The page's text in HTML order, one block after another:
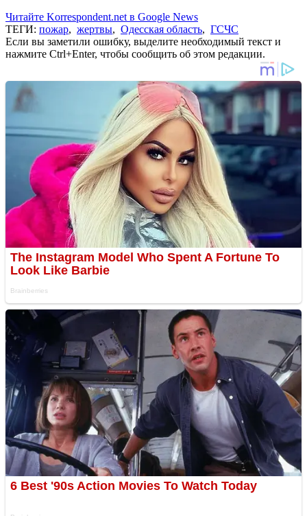
Читайте Korrespondent.net в Google News
ТЕГИ: пожар, жертвы, Одесская область, ГСЧС
Если вы заметили ошибку, выделите необходимый текст и
нажмите Ctrl+Enter, чтобы сообщить об этом редакции.